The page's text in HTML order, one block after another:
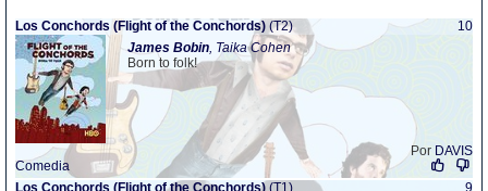
Los Conchords (Flight of the Conchords) (T2)
10
James Bobin, Taika Cohen
Born to folk!
Por DAVIS
Comedia
Los Conchords (Flight of the Conchords) (T1)
9